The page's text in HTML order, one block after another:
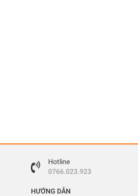
Hotline
0766.023.923
HƯỚNG DẪN